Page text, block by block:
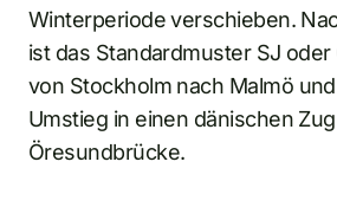
Winterperiode verschieben.
ist das Standardmuster SJ
von Stockholm nach Malmö
Umstieg in einen dänischen
Öresundbrücke.